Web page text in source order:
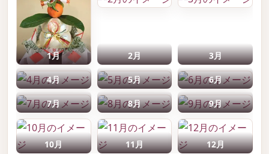
1月 2月 3月
4月 5月 6月
7月 8月 9月
10月 11月 12月